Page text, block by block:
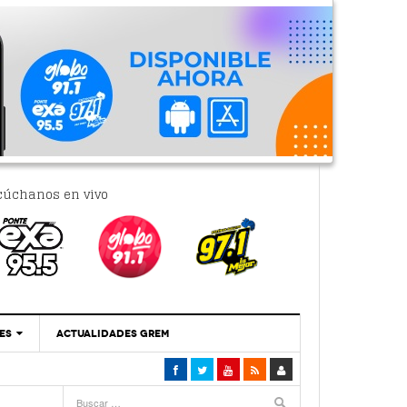
en vivo
‘Se Vale Soñar Con Una Contraloría Ciudadana’
ACTUALIDADES GREM